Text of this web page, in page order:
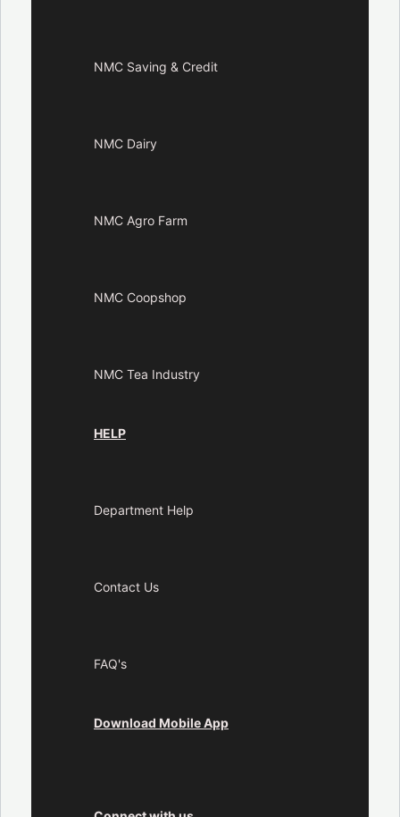
NMC Saving & Credit
NMC Dairy
NMC Agro Farm
NMC Coopshop
NMC Tea Industry
HELP
Department Help
Contact Us
FAQ's
Download Mobile App